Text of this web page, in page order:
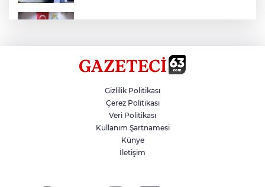
Çok Sayıda Ürün Ele Geçirildi
Taş Tepelere Yurt Dışı Tanıtımı
Gizlilik Politikası
Çerez Politikası
Veri Politikası
Kullanım Şartnamesi
Künye
İletişim